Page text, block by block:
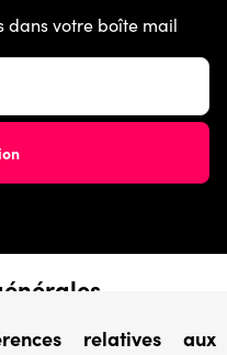
dans votre boîte mail
relatives aux